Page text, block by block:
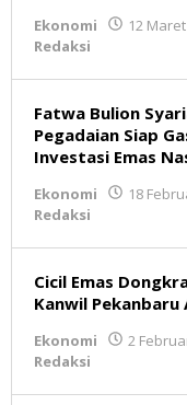
Ekonomi 12
Redaksi
Fatwa Bulion
Pegadaian Siap
Investasi Emas
Ekonomi 18
Redaksi
Cicil Emas
Kanwil Pekanbaru
Ekonomi 2
Redaksi